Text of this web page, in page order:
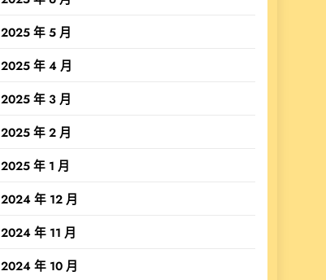
2025 年 5 月
2025 年 4 月
2025 年 3 月
2025 年 2 月
2025 年 1 月
2024 年 12 月
2024 年 11 月
2024 年 10 月